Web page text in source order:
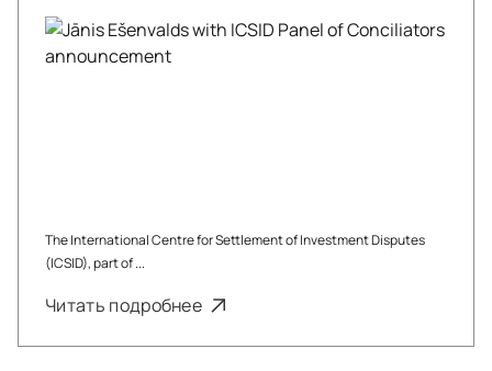
The International Centre for Settlement of Investment Disputes
(ICSID), part of ...
Читать подробнее